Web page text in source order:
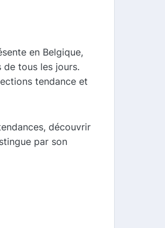
en Belgique,
tous les jours.
tendance et
découvrir
par son